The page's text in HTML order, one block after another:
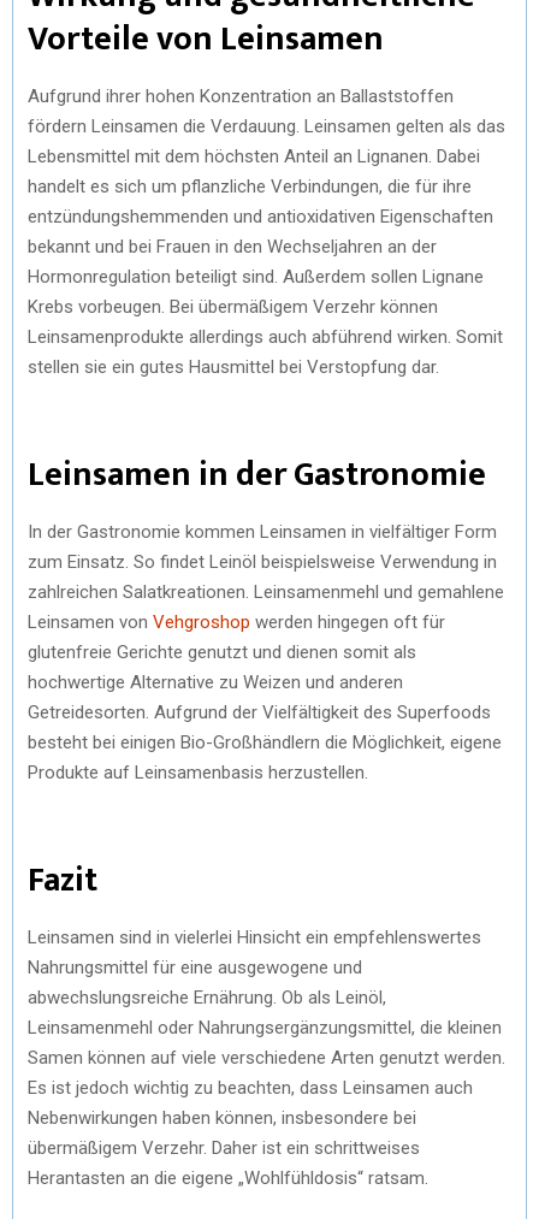
Vorteile von Leinsamen
Aufgrund ihrer hohen Konzentration an Ballaststoffen
fördern Leinsamen die Verdauung. Leinsamen gelten als das
Lebensmittel mit dem höchsten Anteil an Lignanen. Dabei
handelt es sich um pflanzliche Verbindungen, die für ihre
entzündungshemmenden und antioxidativen Eigenschaften
bekannt und bei Frauen in den Wechseljahren an der
Hormonregulation beteiligt sind. Außerdem sollen Lignane
Krebs vorbeugen. Bei übermäßigem Verzehr können
Leinsamenprodukte allerdings auch abführend wirken. Somit
stellen sie ein gutes Hausmittel bei Verstopfung dar.
Leinsamen in der Gastronomie
In der Gastronomie kommen Leinsamen in vielfältiger Form
zum Einsatz. So findet Leinöl beispielsweise Verwendung in
zahlreichen Salatkreationen. Leinsamenmehl und gemahlene
Leinsamen von Vehgroshop werden hingegen oft für
glutenfreie Gerichte genutzt und dienen somit als
hochwertige Alternative zu Weizen und anderen
Getreidesorten. Aufgrund der Vielfältigkeit des Superfoods
besteht bei einigen Bio-Großhändlern die Möglichkeit, eigene
Produkte auf Leinsamenbasis herzustellen.
Fazit
Leinsamen sind in vielerlei Hinsicht ein empfehlenswertes
Nahrungsmittel für eine ausgewogene und
abwechslungsreiche Ernährung. Ob als Leinöl,
Leinsamenmehl oder Nahrungsergänzungsmittel, die kleinen
Samen können auf viele verschiedene Arten genutzt werden.
Es ist jedoch wichtig zu beachten, dass Leinsamen auch
Nebenwirkungen haben können, insbesondere bei
übermäßigem Verzehr. Daher ist ein schrittweises
Herantasten an die eigene „Wohlfühldosis“ ratsam.